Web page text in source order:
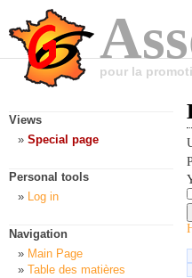
pour la
Views
Special page
Personal tools
Log in
Navigation
Main Page
Table des matières